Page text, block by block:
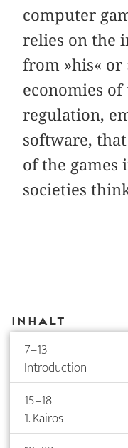
computer
relies on the
from »his« or
economies
regulation,
software,
of the
societies
Inhalt
7–13
Introduction
15–18
1. Kairos